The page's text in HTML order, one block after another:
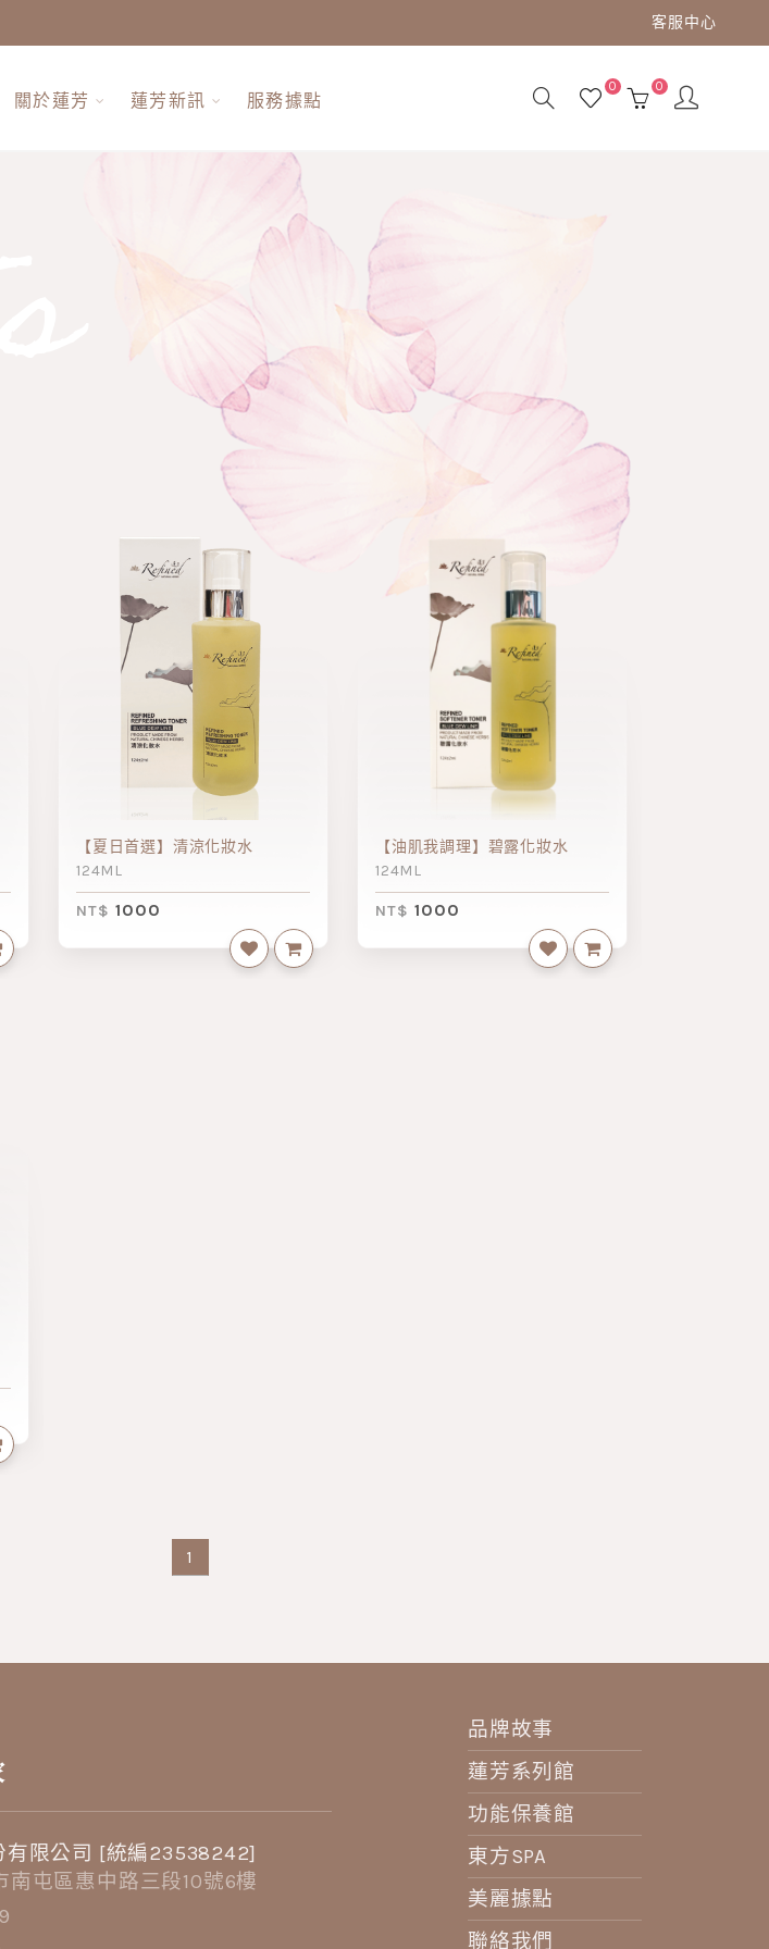
客服中心
關於蓮芳 蓮芳新訊 服務據點
0 0
【夏日首選】清涼化妝水
124ML
NT$ 1000
【油肌我調理】碧露化妝水
124ML
NT$ 1000
1
有限公司 [統編23538242]
南屯區惠中路三段10號6樓
品牌故事
蓮芳系列館
功能保養館
東方SPA
美麗據點
聯絡我們